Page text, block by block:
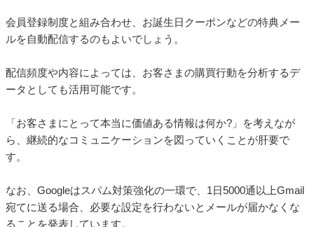
会員登録制度と組み合わせ、お誕生日クーポンなどの特典メー
ルを自動配信するのもよいでしょう。
配信頻度や内容によっては、お客さまの購買行動を分析するデ
ータとしても活用可能です。
「お客さまにとって本当に価値ある情報は何か?」を考えなが
ら、継続的なコミュニケーションを図っていくことが肝要で
す。
なお、Googleはスパム対策強化の一環で、1日5000通以上Gmail
宛てに送る場合、必要な設定を行わないとメールが届かなくな
ることを発表しています。